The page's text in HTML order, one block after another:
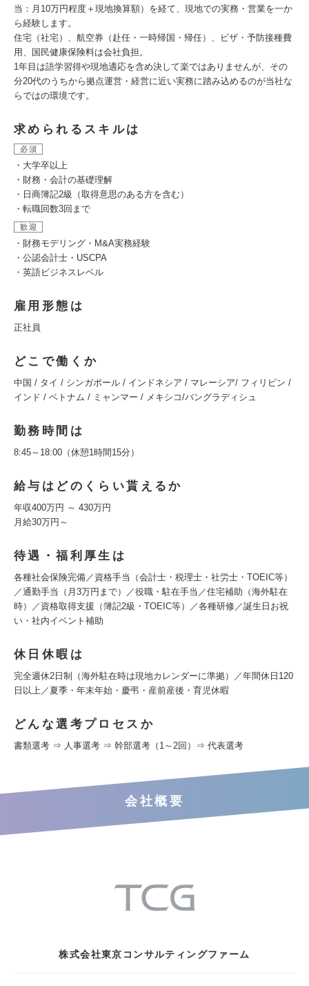
当：月10万円程度＋現地換算額）を経て、現地での実務・営業を一か
ら経験します。
住宅（社宅）、航空券（赴任・一時帰国・帰任）、ビザ・予防接種費
用、国民健康保険料は会社負担。
1年目は語学習得や現地適応を含め決して楽ではありませんが、その
分20代のうちから拠点運営・経営に近い実務に踏み込めるのが当社な
らではの環境です。
求められるスキルは
必須
・大学卒以上
・財務・会計の基礎理解
・日商簿記2級（取得意思のある方を含む）
・転職回数3回まで
歓迎
・財務モデリング・M&A実務経験
・公認会計士・USCPA
・英語ビジネスレベル
雇用形態は
正社員
どこで働くか
中国 / タイ / シンガポール / インドネシア / マレーシア/ フィリピン /
インド / ベトナム / ミャンマー / メキシコ/バングラディシュ
勤務時間は
8:45～18:00（休憩1時間15分）
給与はどのくらい貰えるか
年収400万円 ～ 430万円
月給30万円～
待遇・福利厚生は
各種社会保険完備／資格手当（会計士・税理士・社労士・TOEIC等）
／通勤手当（月3万円まで）／役職・駐在手当／住宅補助（海外駐在
時）／資格取得支援（簿記2級・TOEIC等）／各種研修／誕生日お祝
い・社内イベント補助
休日休暇は
完全週休2日制（海外駐在時は現地カレンダーに準拠）／年間休日120
日以上／夏季・年末年始・慶弔・産前産後・育児休暇
どんな選考プロセスか
書類選考 ⇒ 人事選考 ⇒ 幹部選考（1～2回）⇒ 代表選考
会社概要
株式会社東京コンサルティングファーム